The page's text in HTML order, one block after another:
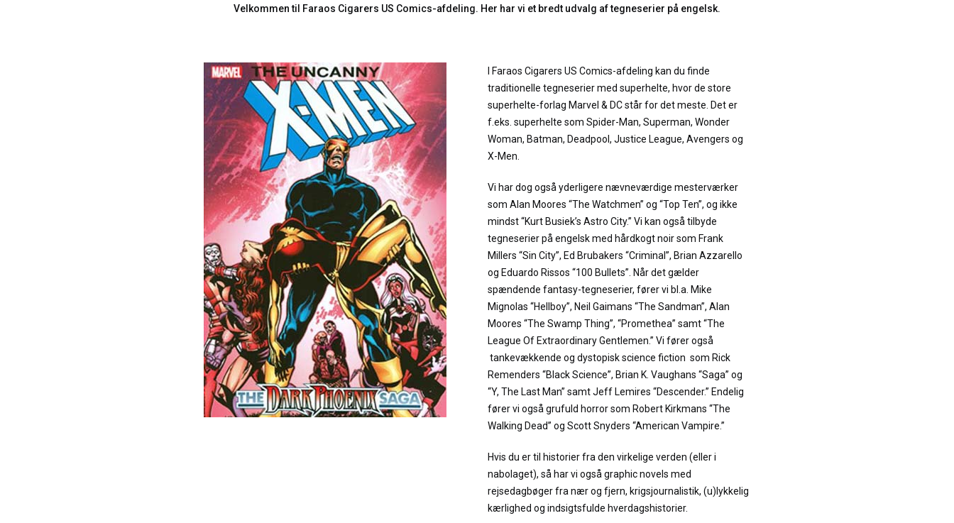
Velkommen til Faraos Cigarers US Comics-afdeling. Her har vi et bredt udvalg af tegneserier på engelsk.
I Faraos Cigarers US Comics-afdeling kan du finde
traditionelle tegneserier med superhelte, hvor de store
superhelte-forlag Marvel & DC står for det meste. Det er
f.eks. superhelte som Spider-Man, Superman, Wonder
Woman, Batman, Deadpool, Justice League, Avengers og
X-Men.
Vi har dog også yderligere nævneværdige mesterværker
som Alan Moores “The Watchmen” og “Top Ten”, og ikke
mindst “Kurt Busiek’s Astro City.” Vi kan også tilbyde
tegneserier på engelsk med hårdkogt noir som Frank
Millers “Sin City”, Ed Brubakers “Criminal”, Brian Azzarello
og Eduardo Rissos “100 Bullets”. Når det gælder
spændende fantasy-tegneserier, fører vi bl.a. Mike
Mignolas “Hellboy”, Neil Gaimans “The Sandman”, Alan
Moores “The Swamp Thing”, “Promethea” samt “The
League Of Extraordinary Gentlemen.” Vi fører også
tankevækkende og dystopisk science fiction som Rick
Remenders “Black Science”, Brian K. Vaughans “Saga” og
“Y, The Last Man” samt Jeff Lemires “Descender.” Endelig
fører vi også grufuld horror som Robert Kirkmans “The
Walking Dead” og Scott Snyders “American Vampire.”
Hvis du er til historier fra den virkelige verden (eller i
nabolaget), så har vi også graphic novels med
rejsedagbøger fra nær og fjern, krigsjournalistik, (u)lykkelig
kærlighed og indsigtsfulde hverdagshistorier.